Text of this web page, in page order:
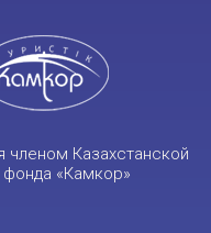
членом Казахстанской
фонда «Камкор»